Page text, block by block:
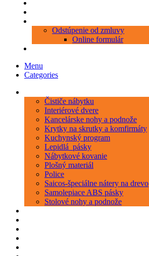
Odstúpenie od zmluvy
Online formulár
Menu
Categories
Čističe nábytku
Interiérové dvere
Kancelárske nohy a podnože
Krytky na skrutky a komfirmáty
Kuchynský program
Lepidlá_pásky
Nábytkové kovanie
Plošný materiál
Police
Saicos-špeciálne nátery na drevo
Samolepiace ABS pásky
Stolové nohy a podnože